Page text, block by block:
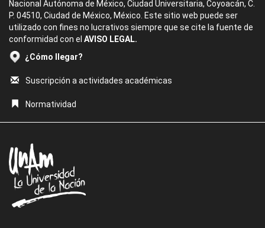
Nacional Autónoma de México, Ciudad Universitaria, Coyoacán, C.
P. 04510, Ciudad de México, México. Este sitio web puede ser
utilizado con fines no lucrativos siempre que se cite la fuente de
conformidad con el AVISO LEGAL.
¿Cómo llegar?
Suscripción a actividades académicas
Normatividad